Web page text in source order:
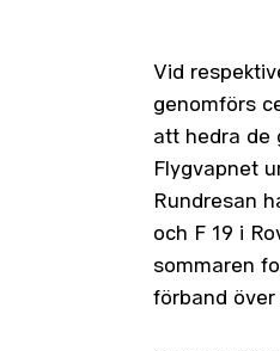
Vid
genomförs
att hedra de
Flygvapnet
Rundresan
och F 19 i
sommaren
förband